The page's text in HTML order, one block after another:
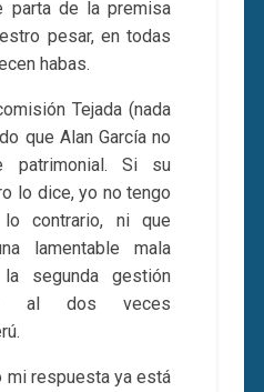
parta de la premisa
pesar, en todas
habas.
Tejada (nada
que Alan García no
patrimonial. Si su
lo dice, yo no tengo
contrario, ni que
lamentable mala
segunda gestión
al dos veces
mi respuesta ya está